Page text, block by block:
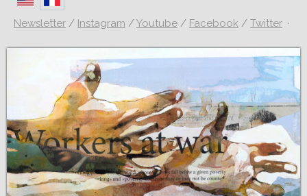
Newsletter / Instagram /Youtube / Facebook / Twitter ·